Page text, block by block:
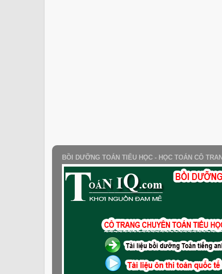
BỒI DƯỠNG TOÁN TIỂU HỌC - HỌC TOÁN CÔ